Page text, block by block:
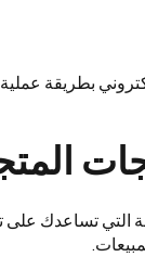
بطريقة
التي تساعدك على